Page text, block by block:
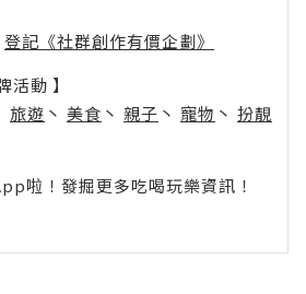
登記《社群創作有價企劃》
活動 】
旅遊 丶 美食 丶 親子 丶 寵物 丶 扮靚
啦！發掘更多吃喝玩樂資訊！